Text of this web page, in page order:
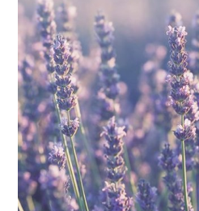
◇まるで森林浴♪甘くスパイシ
り
呼吸器系の改善に◎
不安感や感情的になった心を